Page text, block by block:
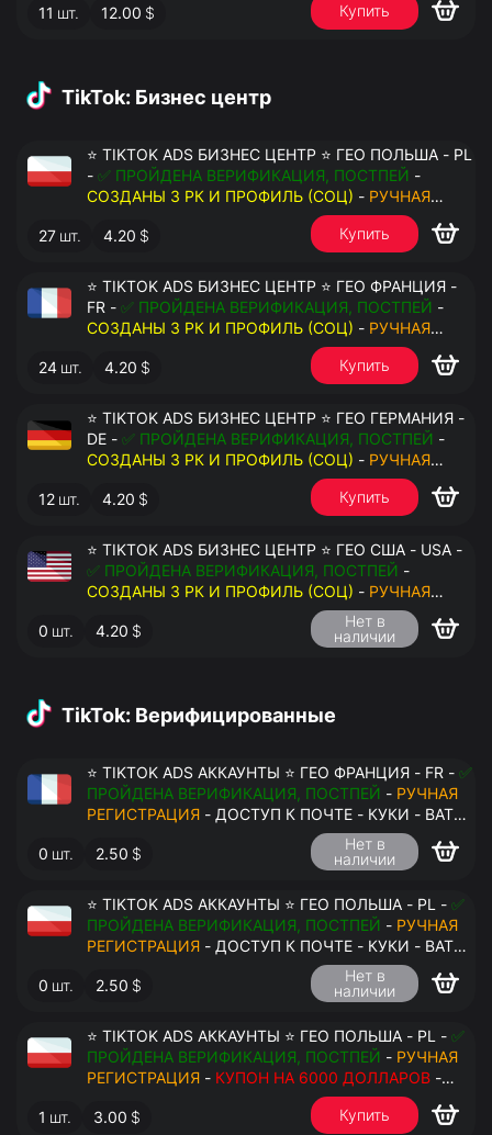
11 шт. 12.00 $ Купить
TikTok: Бизнес центр
⭐ TIKTOK ADS БИЗНЕС ЦЕНТР ⭐ ГЕО ПОЛЬША - PL
- ✅ ПРОЙДЕНА ВЕРИФИКАЦИЯ, ПОСТПЕЙ -
СОЗДАНЫ 3 РК И ПРОФИЛЬ (СОЦ) - РУЧНАЯ
- ДОСТУП К ПОЧТЕ - КУКИ - ВАТ
ЗАПОЛНЕН - ПЕРЕДАЧА В АНТИДЕТЕКТ
27 шт. 4.20 $ Купить
⭐ TIKTOK ADS БИЗНЕС ЦЕНТР ⭐ ГЕО ФРАНЦИЯ -
FR - ✅ ПРОЙДЕНА ВЕРИФИКАЦИЯ, ПОСТПЕЙ -
СОЗДАНЫ 3 РК И ПРОФИЛЬ (СОЦ) - РУЧНАЯ
- ДОСТУП К ПОЧТЕ - КУКИ - ВАТ
ЗАПОЛНЕН - ПЕРЕДАЧА В АНТИДЕТЕКТ
24 шт. 4.20 $ Купить
⭐ TIKTOK ADS БИЗНЕС ЦЕНТР ⭐ ГЕО ГЕРМАНИЯ -
DE - ✅ ПРОЙДЕНА ВЕРИФИКАЦИЯ, ПОСТПЕЙ -
СОЗДАНЫ 3 РК И ПРОФИЛЬ (СОЦ) - РУЧНАЯ
- ДОСТУП К ПОЧТЕ - КУКИ - ВАТ
ЗАПОЛНЕН - ПЕРЕДАЧА В АНТИДЕТЕКТ
12 шт. 4.20 $ Купить
⭐ TIKTOK ADS БИЗНЕС ЦЕНТР ⭐ ГЕО США - USA -
✅ ПРОЙДЕНА ВЕРИФИКАЦИЯ, ПОСТПЕЙ -
СОЗДАНЫ 3 РК И ПРОФИЛЬ (СОЦ) - РУЧНАЯ
- ДОСТУП К ПОЧТЕ - КУКИ - ВАТ
ЗАПОЛНЕН - ПЕРЕДАЧА В АНТИДЕТЕКТ
0 шт. 4.20 $
Нет в
наличии
TikTok: Верифицированные
⭐ TIKTOK ADS АККАУНТЫ ⭐ ГЕО ФРАНЦИЯ - FR - ✅
ПРОЙДЕНА ВЕРИФИКАЦИЯ, ПОСТПЕЙ - РУЧНАЯ
РЕГИСТРАЦИЯ - ДОСТУП К ПОЧТЕ - КУКИ - ВАТ
ЗАПОЛНЕН - ПЕРЕДАЧА В АНТИДЕТЕКТ
0 шт. 2.50 $
Нет в
наличии
⭐ TIKTOK ADS АККАУНТЫ ⭐ ГЕО ПОЛЬША - PL - ✅
ПРОЙДЕНА ВЕРИФИКАЦИЯ, ПОСТПЕЙ - РУЧНАЯ
РЕГИСТРАЦИЯ - ДОСТУП К ПОЧТЕ - КУКИ - ВАТ
ЗАПОЛНЕН - ПЕРЕДАЧА В АНТИДЕТЕКТ
0 шт. 2.50 $
Нет в
наличии
⭐ TIKTOK ADS АККАУНТЫ ⭐ ГЕО ПОЛЬША - PL - ✅
ПРОЙДЕНА ВЕРИФИКАЦИЯ, ПОСТПЕЙ - РУЧНАЯ
РЕГИСТРАЦИЯ - КУПОН НА 6000 ДОЛЛАРОВ -
ДОСТУП К ПОЧТЕ - КУКИ - ВАТ ЗАПОЛНЕН -
ПЕРЕДАЧА В АНТИДЕТЕКТ
1 шт. 3.00 $ Купить